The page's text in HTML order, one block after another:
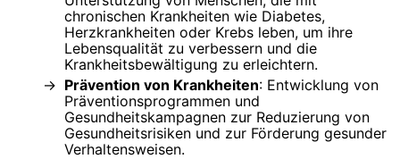
chronischen Krankheiten wie Diabetes,
Herzkrankheiten oder Krebs leben, um ihre
Lebensqualität zu verbessern und die
Krankheitsbewältigung zu erleichtern.
Prävention von Krankheiten: Entwicklung von
Präventionsprogrammen und
Gesundheitskampagnen zur Reduzierung von
Gesundheitsrisiken und zur Förderung gesunder
Verhaltensweisen.